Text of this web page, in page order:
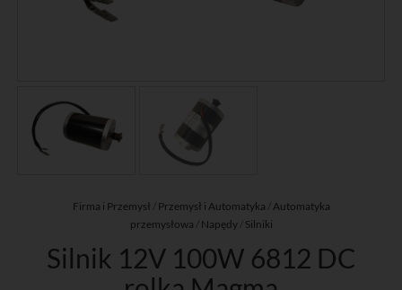
Firma i Przemysł Przemysł i Automatyka Automatyka
przemysłowa
Napędy/ Silniki
Silnik 12V 100W 6812 DC